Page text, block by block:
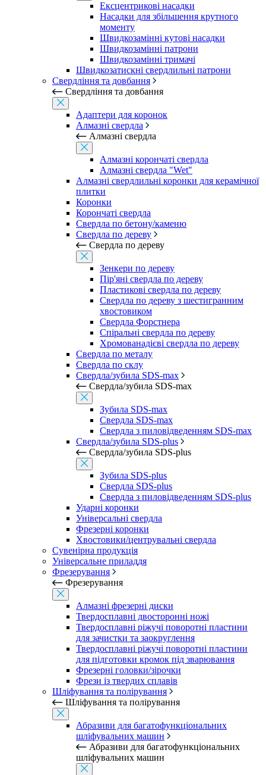
Ексцентрикові насадки
Насадки для збільшення крутного
моменту
Швидкозамінні кутові насадки
Швидкозамінні патрони
Швидкозамінні тримачі
Швидкозатискні свердлильні патрони
Свердління та довбання
Свердління та довбання
Адаптери для коронок
Алмазні свердла
Алмазні свердла
Алмазні корончаті свердла
Алмазні свердла "Wet"
Алмазні свердлильні коронки для керамічної
плитки
Коронки
Корончаті свердла
Свердла по бетону/каменю
Свердла по дереву
Свердла по дереву
Зенкери по дереву
Пір'яні свердла по дереву
Пластикові свердла по дереву
Свердла по дереву з шестигранним
хвостовиком
Свердла Форстнера
Спіральні свердла по дереву
Хромованадієві свердла по дереву
Свердла по металу
Свердла по склу
Свердла/зубила SDS-max
Свердла/зубила SDS-max
Зубила SDS-max
Свердла SDS-max
Свердла з пиловідведенням SDS-max
Свердла/зубила SDS-plus
Свердла/зубила SDS-plus
Зубила SDS-plus
Свердла SDS-plus
Свердла з пиловідведенням SDS-plus
Ударні коронки
Універсальні свердла
Фрезерні коронки
Хвостовики/центрувальні свердла
Сувенірна продукція
Універсальне приладдя
Фрезерування
Фрезерування
Алмазні фрезерні диски
Твердосплавні двосторонні ножі
Твердосплавні ріжучі поворотні пластини
для зачистки та заокруглення
Твердосплавні ріжучі поворотні пластини
для підготовки кромок під зварювання
Фрезерні головки/зірочки
Фрези із твердих сплавів
Шліфування та полірування
Шліфування та полірування
Абразиви для багатофункціональних
шліфувальних машин
Абразиви для багатофункціональних
шліфувальних машин